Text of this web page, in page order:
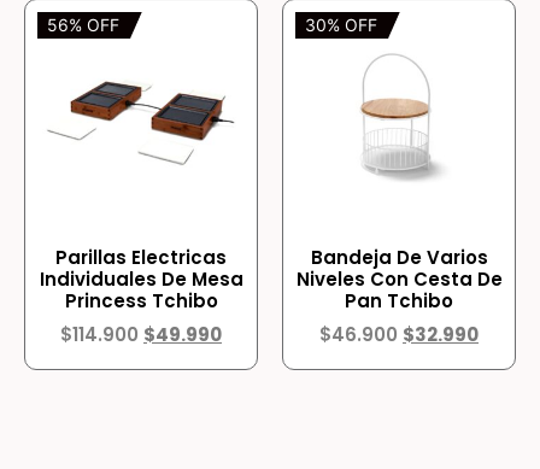
56% OFF
Parillas Electricas
Individuales De Mesa
Princess Tchibo
$114.900 $49.990
30% OFF
Bandeja De Varios
Niveles Con Cesta De
Pan Tchibo
$46.900 $32.990